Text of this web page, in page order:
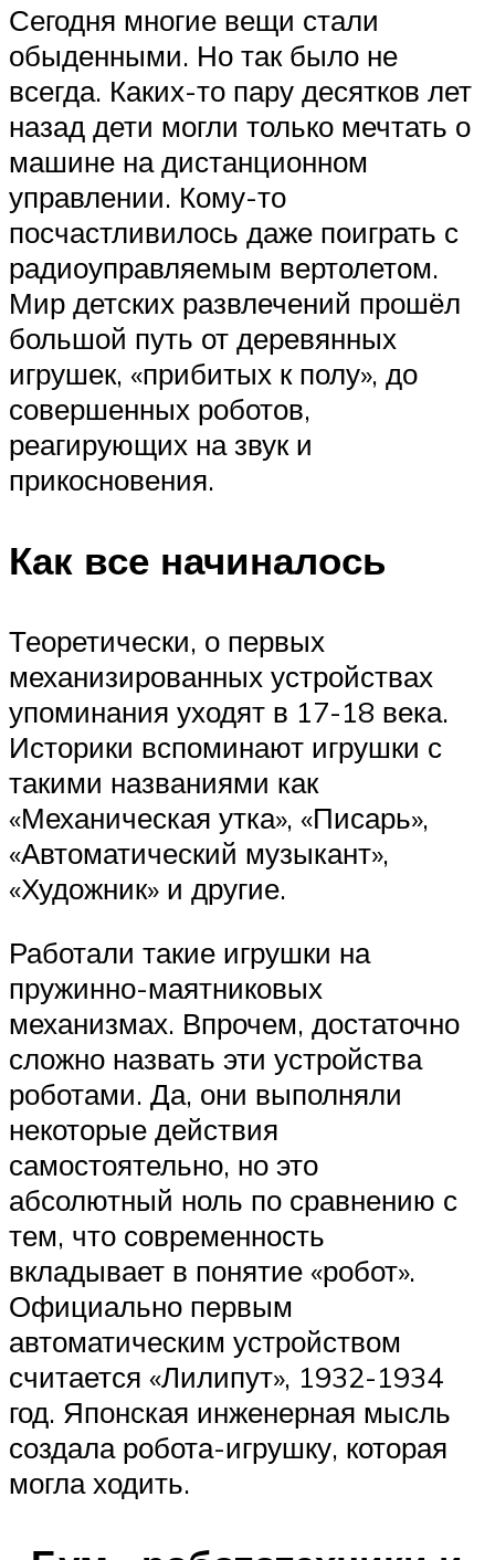
Сегодня многие вещи стали
обыденными. Но так было не
всегда. Каких-то пару десятков лет
назад дети могли только мечтать о
машине на дистанционном
управлении. Кому-то
посчастливилось даже поиграть с
радиоуправляемым вертолетом.
Мир детских развлечений прошёл
большой путь от деревянных
игрушек, «прибитых к полу», до
совершенных роботов,
реагирующих на звук и
прикосновения.
Как все начиналось
Теоретически, о первых
механизированных устройствах
упоминания уходят в 17-18 века.
Историки вспоминают игрушки с
такими названиями как
«Механическая утка», «Писарь»,
«Автоматический музыкант»,
«Художник» и другие.
Работали такие игрушки на
пружинно-маятниковых
механизмах. Впрочем, достаточно
сложно назвать эти устройства
роботами. Да, они выполняли
некоторые действия
самостоятельно, но это
абсолютный ноль по сравнению с
тем, что современность
вкладывает в понятие «робот».
Официально первым
автоматическим устройством
считается «Лилипут», 1932-1934
год. Японская инженерная мысль
создала робота-игрушку, которая
могла ходить.